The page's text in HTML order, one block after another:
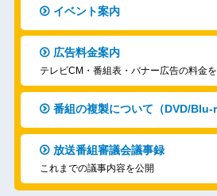
イベント案内
広告料金案内
テレビCM・番組表・バナー広告の料金
番組の複製について（DVD/Blu-
放送番組審議会議事録
これまでの議事内容を公開